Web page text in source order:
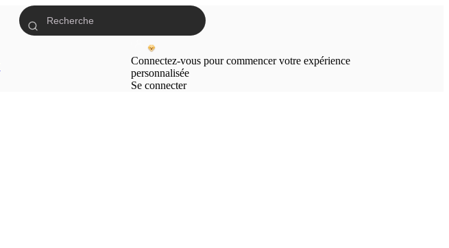
Connectez-vous pour commencer votre expérience
personnalisée
Se connecter